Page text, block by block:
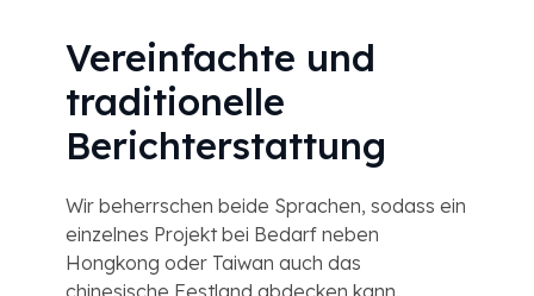
Vereinfachte und
traditionelle
Berichterstattung
Wir beherrschen beide Sprachen, sodass ein
einzelnes Projekt bei Bedarf neben
Hongkong oder Taiwan auch das
chinesische Festland abdecken kann.